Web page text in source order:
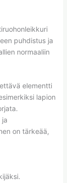
puhdistus ja
normaaliin
elementti
lapion
ja
on tärkeää,